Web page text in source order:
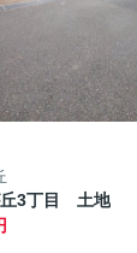
丘3丁目 土地